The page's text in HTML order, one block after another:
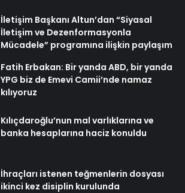
İletişim Başkanı Altun’dan “Siyasal
İletişim ve Dezenformasyonla
Mücadele” programına ilişkin paylaşım
Fatih Erbakan: Bir yanda ABD, bir yanda
YPG biz de Emevi Camii’nde namaz
kılıyoruz
Kılıçdaroğlu’nun mal varlıklarına ve
banka hesaplarına haciz konuldu
İhraçları istenen teğmenlerin dosyası
ikinci kez disiplin kurulunda